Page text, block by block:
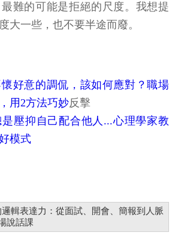
難的可能是拒絕的尺度。我想提
大一些，也不要半途而廢。
好意的調侃，該如何應對？職場
用2方法巧妙反擊
壓抑自己配合他人...心理學家教
模式
輯表達力：從面試、開會、簡報到人脈
說話課